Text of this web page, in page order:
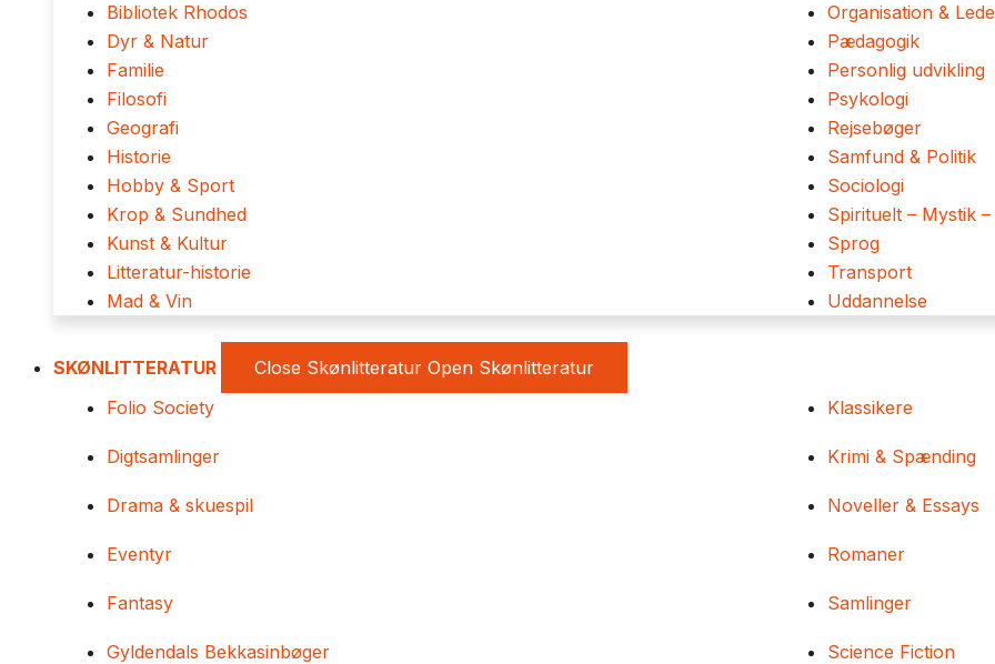
Bibliotek Rhodos
Dyr & Natur
Familie
Filosofi
Geografi
Historie
Hobby & Sport
Krop & Sundhed
Kunst & Kultur
Litteratur-historie
Mad & Vin
Organisation &
Pædagogik
Personlig udvikling
Psykologi
Rejsebøger
Samfund & Politik
Sociologi
Spirituelt – Mystik
Sprog
Transport
Uddannelse
SKØNLITTERATUR Close Skønlitteratur Open Skønlitteratur
Folio Society
Digtsamlinger
Drama & skuespil
Eventyr
Fantasy
Gyldendals Bekkasinbøger
Klassikere
Krimi & Spænding
Noveller & Essays
Romaner
Samlinger
Science Fiction